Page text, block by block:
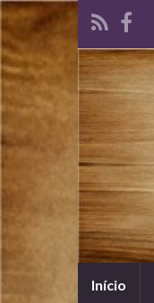
Início